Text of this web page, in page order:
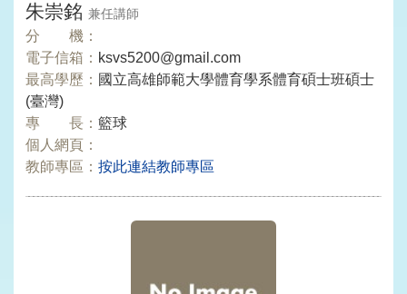
朱崇銘 兼任講師
分 機：
電子信箱： ksvs5200@gmail.com
最高學歷： 國立高雄師範大學體育學系體育碩士班碩士
(臺灣)
專 長： 籃球
個人網頁：
教師專區： 按此連結教師專區